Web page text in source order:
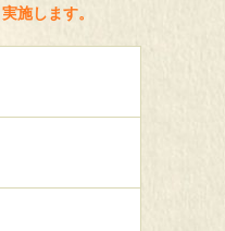
施します。